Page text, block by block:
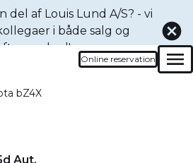
del af Louis Lund A/S? - vi
i både salg og
Online reservation
bZ4X
Aut.